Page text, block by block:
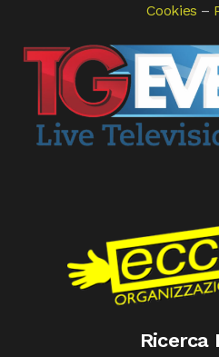
Cookies –
Ricerca